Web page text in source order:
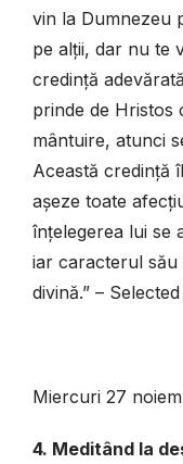
vin la Dumnezeu
pe alții, dar nu te
credință
prinde de Hristos
mântuire, atunci
Această credință
așeze toate
înțelegerea lui se
iar caracterul său
divină.” –
Miercuri 27
4. Meditând la